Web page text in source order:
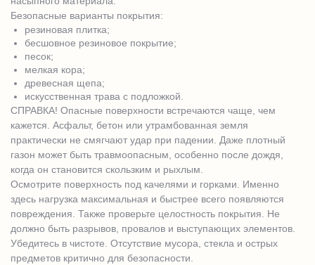
Безопасные варианты покрытия:
резиновая плитка;
бесшовное резиновое покрытие;
песок;
мелкая кора;
древесная щепа;
искусственная трава с подложкой.
СПРАВКА! Опасные поверхности встречаются чаще, чем
кажется. Асфальт, бетон или утрамбованная земля
практически не смягчают удар при падении. Даже плотный
газон может быть травмоопасным, особенно после дождя,
когда он становится скользким и рыхлым.
Осмотрите поверхность под качелями и горками. Именно
здесь нагрузка максимальная и быстрее всего появляются
повреждения. Также проверьте целостность покрытия. Не
должно быть разрывов, провалов и выступающих элементов.
Убедитесь в чистоте. Отсутствие мусора, стекла и острых
предметов критично для безопасности.